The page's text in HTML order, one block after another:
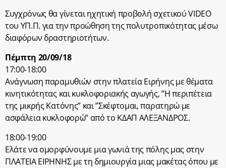
Συγχρόνως θα γίνεται ηχητική προβολή σχετικού VIDEO
του ΥΠ.Π. για την προώθηση της πολυτροπικότητας μέσω
διαφόρων δραστηριοτήτων.
Πέμπτη 20/09/18
17:00-18:00
Ανάγνωση παραμυθιών στην πλατεία Ειρήνης με θέματα
κινητικότητας και κυκλοφοριακής αγωγής, ”Η περιπέτεια
της μικρής Κατόνης” και ”Σκέφτομαι, παρατηρώ με
ασφάλεια κυκλοφορώ” από το ΚΔΑΠ ΑΛΕΞΑΝΔΡΟΣ.
18:00-19:00
Ελάτε να ομορφύνουμε μια γωνιά της πόλης μας στην
ΠΛΑΤΕΙΑ ΕΙΡΗΝΗΣ με τη δημιουργία μιας μακέτας όπου με